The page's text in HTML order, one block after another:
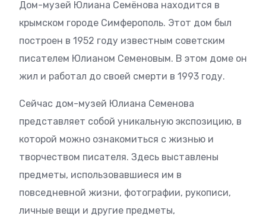
Дом-музей Юлиана Семёнова находится в
крымском городе Симферополь. Этот дом был
построен в 1952 году известным советским
писателем Юлианом Семеновым. В этом доме он
жил и работал до своей смерти в 1993 году.
Сейчас дом-музей Юлиана Семенова
представляет собой уникальную экспозицию, в
которой можно ознакомиться с жизнью и
творчеством писателя. Здесь выставлены
предметы, использовавшиеся им в
повседневной жизни, фотографии, рукописи,
личные вещи и другие предметы,